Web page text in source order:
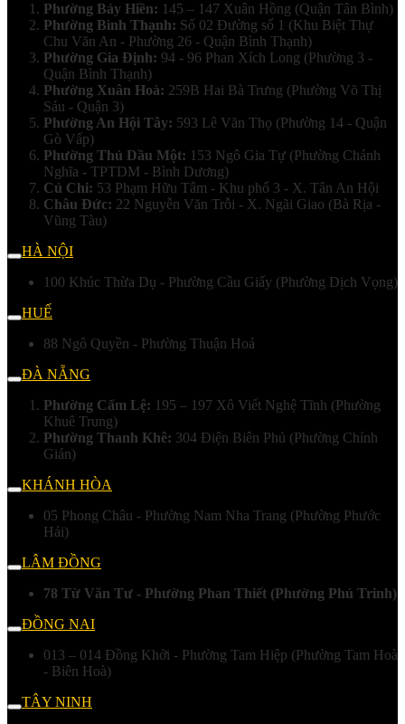
Phường Bảy Hiền: 145 – 147 Xuân Hồng (Quận Tân Bình)
Phường Bình Thạnh: Số 02 Đường số 1 (Khu Biệt Thự
Chu Văn An - Phường 26 - Quận Bình Thạnh)
Phường Gia Định: 94 - 96 Phan Xích Long (Phường 3 -
Quận Bình Thạnh)
Phường Xuân Hoà: 259B Hai Bà Trưng (Phường Võ Thị
Sáu - Quận 3)
Phường An Hội Tây: 593 Lê Văn Thọ (Phường 14 - Quận
Gò Vấp)
Phường Thủ Dầu Một: 153 Ngô Gia Tự (Phường Chánh
Nghĩa - TPTDM - Bình Dương)
Củ Chi: 53 Phạm Hữu Tâm - Khu phố 3 - X. Tân An Hội
Châu Đức: 22 Nguyễn Văn Trỗi - X. Ngãi Giao (Bà Rịa -
Vũng Tàu)
HÀ NỘI
100 Khúc Thừa Dụ - Phường Cầu Giấy (Phường Dịch Vọng)
HUẾ
88 Ngô Quyền - Phường Thuận Hoá
ĐÀ NẴNG
Phường Cẩm Lệ: 195 – 197 Xô Viết Nghệ Tĩnh (Phường
Khuê Trung)
Phường Thanh Khê: 304 Điện Biên Phủ (Phường Chính
Gián)
KHÁNH HÒA
05 Phong Châu - Phường Nam Nha Trang (Phường Phước
Hải)
LÂM ĐỒNG
78 Từ Văn Tư - Phường Phan Thiết (Phường Phú Trinh)
ĐỒNG NAI
013 – 014 Đồng Khởi - Phường Tam Hiệp (Phường Tam Hoà
- Biên Hoà)
TÂY NINH